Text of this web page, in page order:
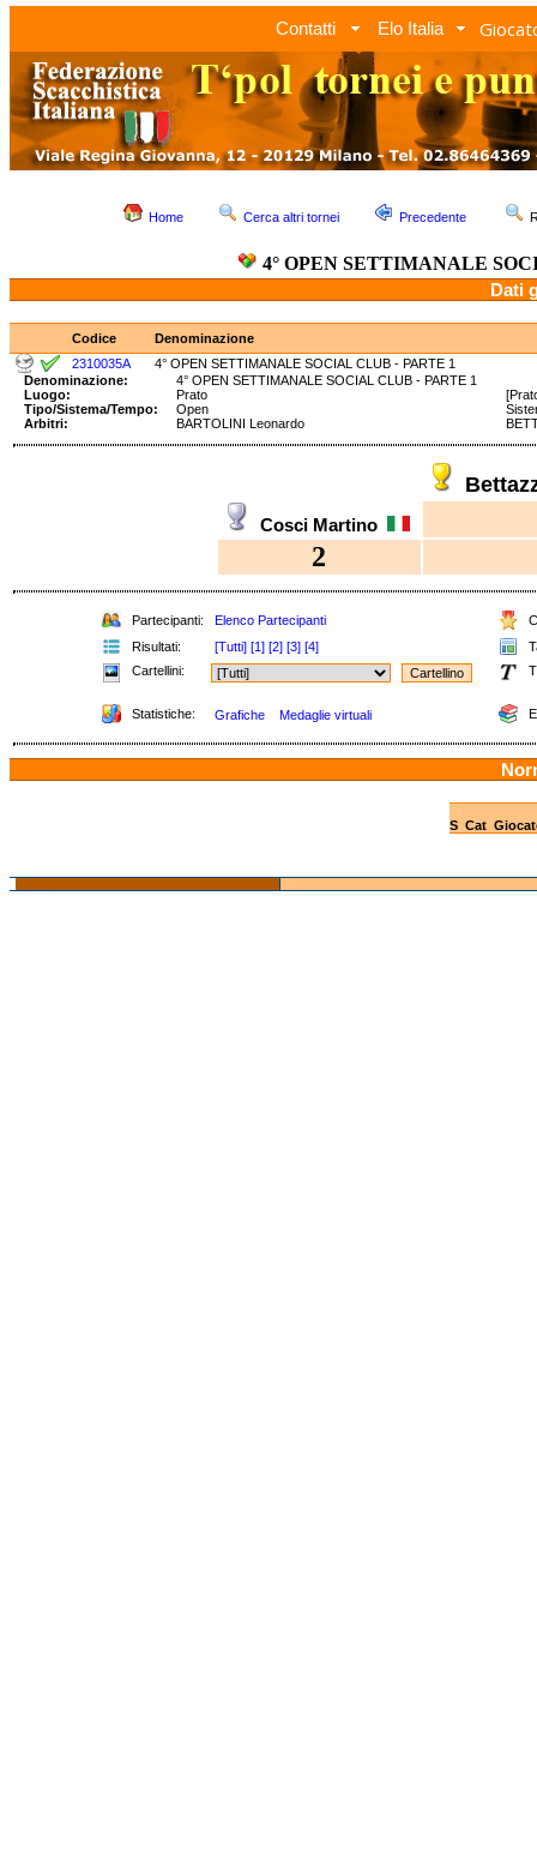
Contatti Elo Italia
Home Cerca altri tornei Precedente
4° OPEN SETTIMANALE
Dati
Codice
Denominazione
2310035A
4° OPEN SETTIMANALE SOCIAL CLUB - PARTE 1
Denominazione:
4° OPEN SETTIMANALE SOCIAL CLUB - PARTE 1
Luogo:
Prato
Tipo/Sistema/Tempo:
Open
Arbitri:
BARTOLINI Leonardo
Cosci Martino
2
Partecipanti: Elenco Partecipanti
Risultati:
[Tutti] [1] [2] [3] [4]
Cartellini:
Statistiche: Grafiche Medaglie virtuali
S Cat